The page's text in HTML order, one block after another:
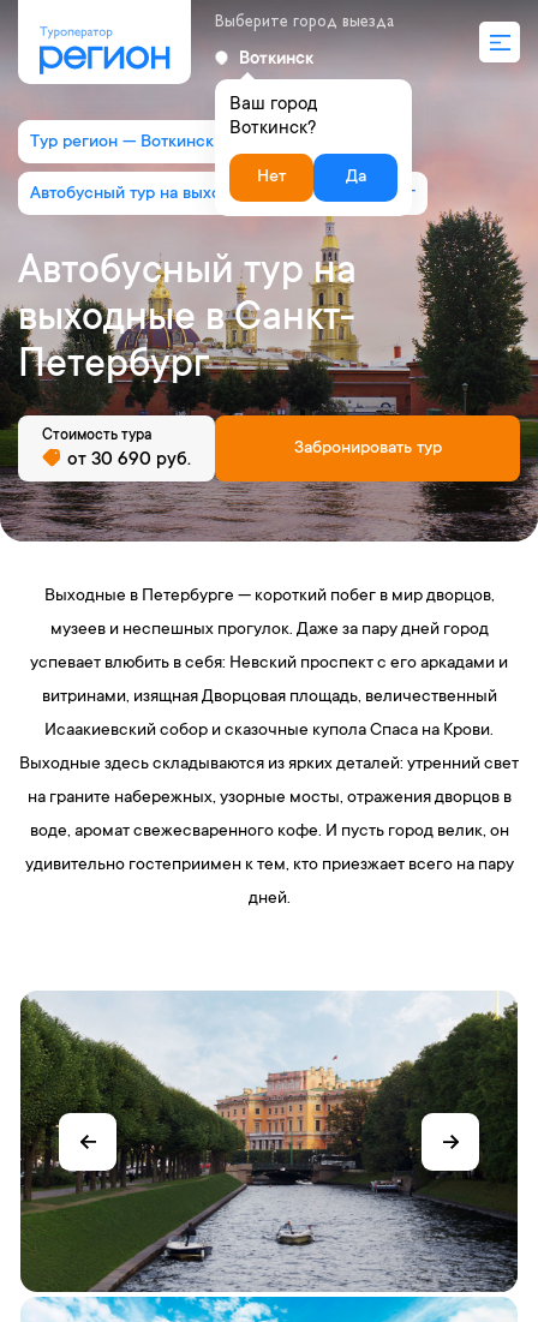
Выберите город выезда
Воткинск
Ваш город
Воткинск?
Нет Да
Тур регион — Воткинск
Автобусный тур на выходные в Санкт-Петербург
Автобусный тур на
выходные в Санкт-
Петербург
Забронировать тур
Стоимость тура
от 30 690 руб.
Выходные в Петербурге — короткий побег в мир дворцов,
музеев и неспешных прогулок. Даже за пару дней город
успевает влюбить в себя: Невский проспект с его аркадами и
витринами, изящная Дворцовая площадь, величественный
Исаакиевский собор и сказочные купола Спаса на Крови.
Выходные здесь складываются из ярких деталей: утренний свет
на граните набережных, узорные мосты, отражения дворцов в
воде, аромат свежесваренного кофе. И пусть город велик, он
удивительно гостеприимен к тем, кто приезжает всего на пару
дней.